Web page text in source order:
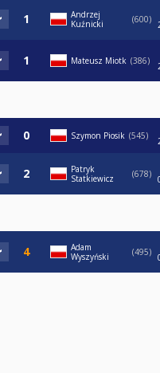
Andrzej
Kuźnicki
600
Mateusz Miotk 386
Szymon Piosik 545
Patryk
Statkiewicz
678
Adam
Wyszyński
495